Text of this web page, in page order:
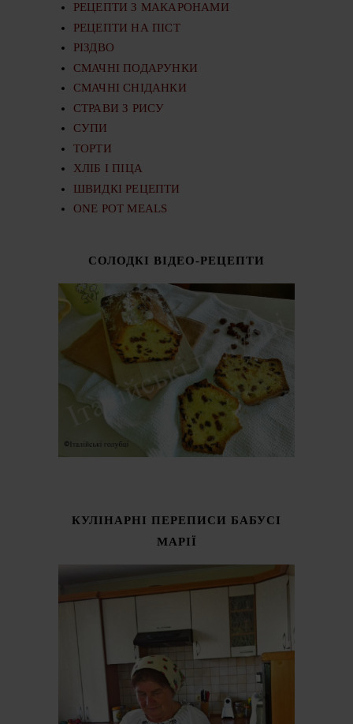
РЕЦЕПТИ З МАКАРОНАМИ
РЕЦЕПТИ НА ПІСТ
РІЗДВО
СМАЧНІ ПОДАРУНКИ
СМАЧНІ СНІДАНКИ
СТРАВИ З РИСУ
СУПИ
ТОРТИ
ХЛІБ І ПІЦА
ШВИДКІ РЕЦЕПТИ
ONE POT MEALS
СОЛОДКІ ВІДЕО-РЕЦЕПТИ
КУЛІНАРНІ ПЕРЕПИСИ БАБУСІ
МАРІЇ